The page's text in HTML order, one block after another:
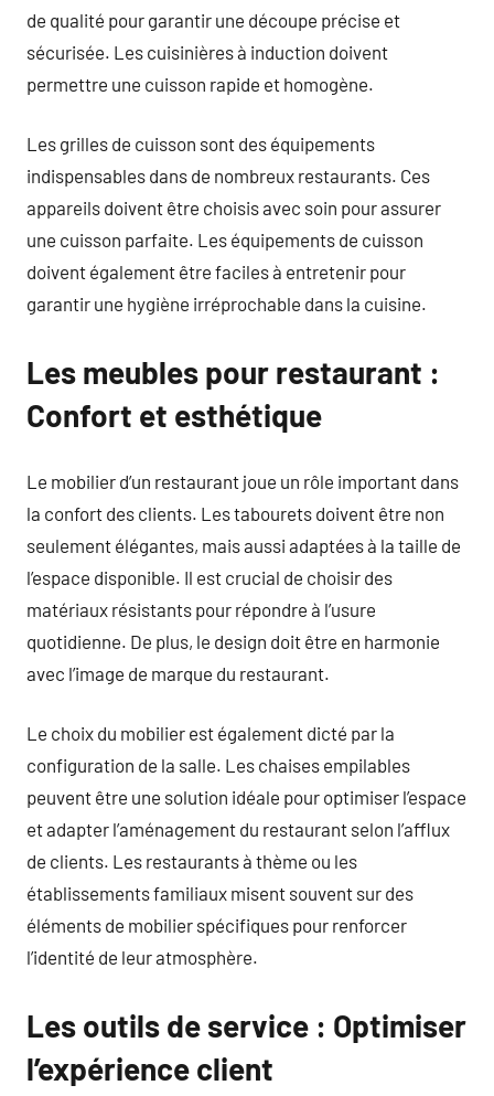
de qualité pour garantir une découpe précise et
sécurisée. Les cuisinières à induction doivent
permettre une cuisson rapide et homogène.
Les grilles de cuisson sont des équipements
indispensables dans de nombreux restaurants. Ces
appareils doivent être choisis avec soin pour assurer
une cuisson parfaite. Les équipements de cuisson
doivent également être faciles à entretenir pour
garantir une hygiène irréprochable dans la cuisine.
Les meubles pour restaurant :
Confort et esthétique
Le mobilier d’un restaurant joue un rôle important dans
la confort des clients. Les tabourets doivent être non
seulement élégantes, mais aussi adaptées à la taille de
l’espace disponible. Il est crucial de choisir des
matériaux résistants pour répondre à l’usure
quotidienne. De plus, le design doit être en harmonie
avec l’image de marque du restaurant.
Le choix du mobilier est également dicté par la
configuration de la salle. Les chaises empilables
peuvent être une solution idéale pour optimiser l’espace
et adapter l’aménagement du restaurant selon l’afflux
de clients. Les restaurants à thème ou les
établissements familiaux misent souvent sur des
éléments de mobilier spécifiques pour renforcer
l’identité de leur atmosphère.
Les outils de service : Optimiser
l’expérience client